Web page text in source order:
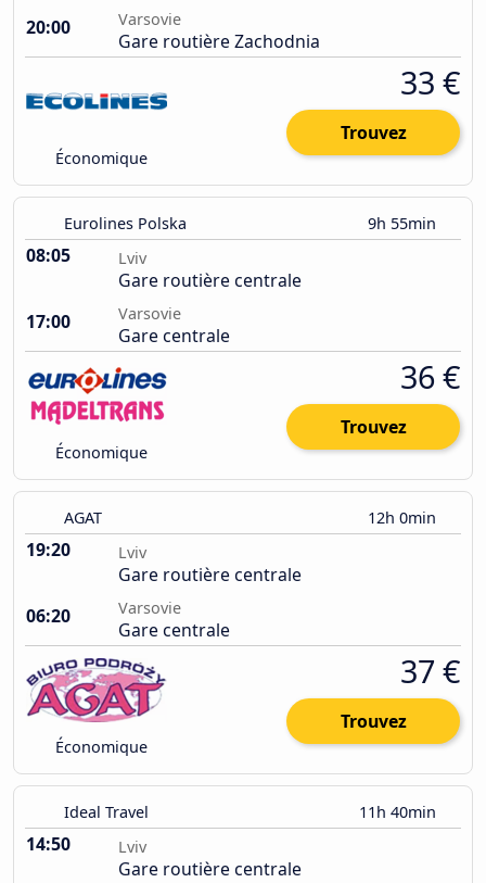
20:00
Varsovie
Gare routière Zachodnia
Économique
33 €
Trouvez
Eurolines Polska 9h 55min
08:05 Lviv
Gare routière centrale
17:00
Varsovie
Gare centrale
Économique
36 €
Trouvez
AGAT 12h 0min
19:20 Lviv
Gare routière centrale
06:20
Varsovie
Gare centrale
Économique
37 €
Trouvez
Ideal Travel 11h 40min
14:50 Lviv
Gare routière centrale